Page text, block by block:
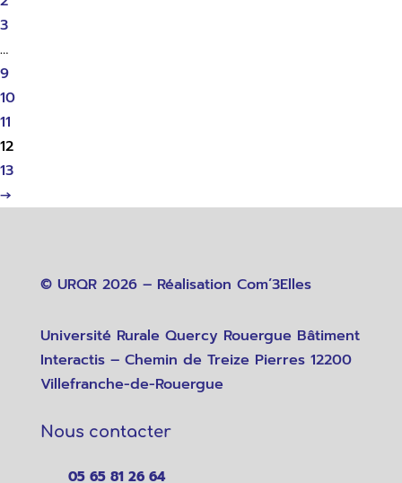
3
…
9
10
11
12
13
→
© URQR 2026 – Réalisation Com’3Elles
Université Rurale Quercy Rouergue Bâtiment
Interactis – Chemin de Treize Pierres 12200
Villefranche-de-Rouergue
Nous contacter
05 65 81 26 64